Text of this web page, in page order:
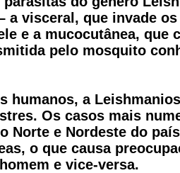
a visceral, que invade
e a mucocutânea, que
pelo mosquito
humanos, a
Os casos mais
Norte e Nordeste do
o que causa
e vice-versa.